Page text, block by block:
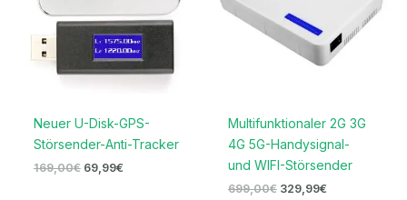
Neuer U-Disk-GPS-
Störsender-Anti-Tracker
169,00€ 69,99€
Multifunktionaler 2G 3G
4G 5G-Handysignal-
und WIFI-Störsender
699,00€ 329,99€